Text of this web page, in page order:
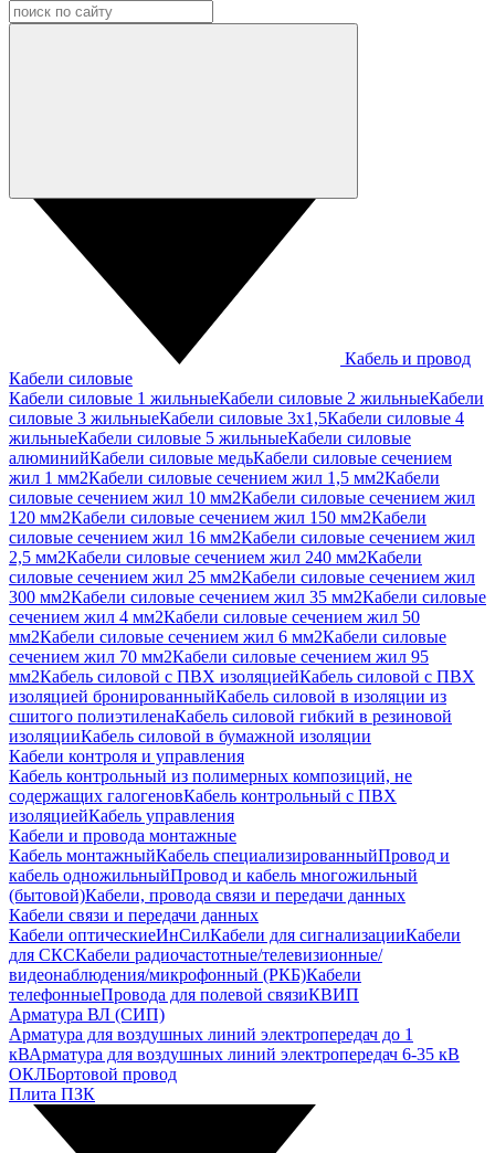
Кабель и провод
Кабели силовые
Кабели силовые 1 жильныеКабели силовые 2 жильныеКабели
силовые 3 жильныеКабели силовые 3х1,5Кабели силовые 4
жильныеКабели силовые 5 жильныеКабели силовые
алюминийКабели силовые медьКабели силовые сечением
жил 1 мм2Кабели силовые сечением жил 1,5 мм2Кабели
силовые сечением жил 10 мм2Кабели силовые сечением жил
120 мм2Кабели силовые сечением жил 150 мм2Кабели
силовые сечением жил 16 мм2Кабели силовые сечением жил
2,5 мм2Кабели силовые сечением жил 240 мм2Кабели
силовые сечением жил 25 мм2Кабели силовые сечением жил
300 мм2Кабели силовые сечением жил 35 мм2Кабели силовые
сечением жил 4 мм2Кабели силовые сечением жил 50
мм2Кабели силовые сечением жил 6 мм2Кабели силовые
сечением жил 70 мм2Кабели силовые сечением жил 95
мм2Кабель силовой с ПВХ изоляциейКабель силовой с ПВХ
изоляцией бронированныйКабель силовой в изоляции из
сшитого полиэтиленаКабель силовой гибкий в резиновой
изоляцииКабель силовой в бумажной изоляции
Кабели контроля и управления
Кабель контрольный из полимерных композиций, не
содержащих галогеновКабель контрольный с ПВХ
изоляциейКабель управления
Кабели и провода монтажные
Кабель монтажныйКабель специализированныйПровод и
кабель одножильныйПровод и кабель многожильный
(бытовой)Кабели, провода связи и передачи данных
Кабели связи и передачи данных
Кабели оптическиеИнСилКабели для сигнализацииКабели
для СКСКабели радиочастотные/телевизионные/
видеонаблюдения/микрофонный (РКБ)Кабели
телефонныеПровода для полевой связиКВИП
Арматура ВЛ (СИП)
Арматура для воздушных линий электропередач до 1
кВАрматура для воздушных линий электропередач 6-35 кВ
ОКЛБортовой провод
Плита ПЗК